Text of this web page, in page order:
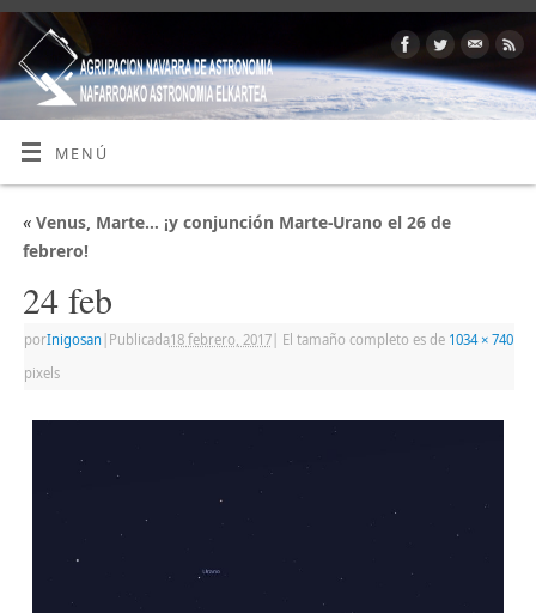
MENÚ
«Venus, Marte… ¡y conjunción Marte-Urano el 26 de
febrero!
24 feb
porInigosan Publicada18 febrero, 2017| El tamaño completo es de 1034 × 740
pixels